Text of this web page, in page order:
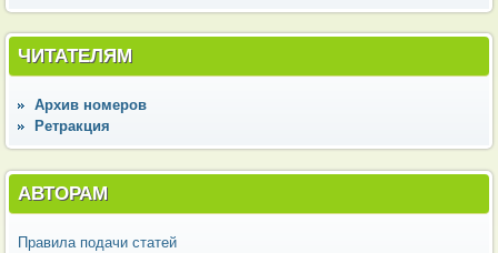
ЧИТАТЕЛЯМ
Архив номеров
Ретракция
АВТОРАМ
Правила подачи статей